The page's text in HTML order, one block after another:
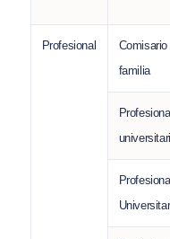
Profesional
Comisario
familia
Profesional
Profesional